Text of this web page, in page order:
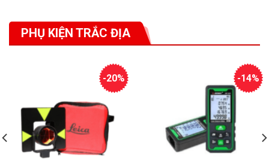
PHỤ KIỆN TRẮC ĐỊA
-20% -14%